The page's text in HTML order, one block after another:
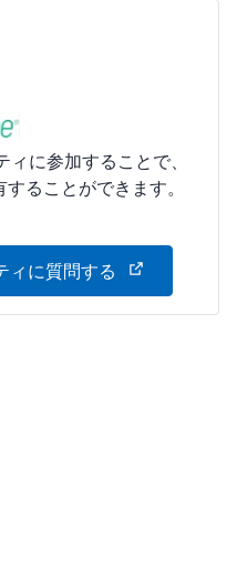
ィに参加することで、
ることができます。
ィに質問する